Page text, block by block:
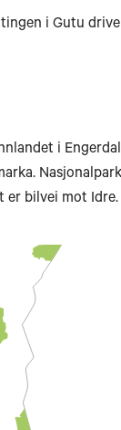
i Gutu
i
er bilvei mot Idre.